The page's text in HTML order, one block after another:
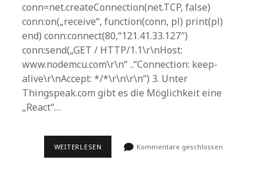
conn=net.createConnection(net.TCP, false)
conn:on(„receive“, function(conn, pl) print(pl)
end) conn:connect(80,“121.41.33.127″)
conn:send(„GET / HTTP/1.1\r\nHost:
www.nodemcu.com\r\n“ ..“Connection: keep-
alive\r\nAccept: */*\r\n\r\n“) 3. Unter
Thingspeak.com gibt es die Möglichkeit eine
„React“…
WEITERLESEN ESP8266
Kommentare geschlossen